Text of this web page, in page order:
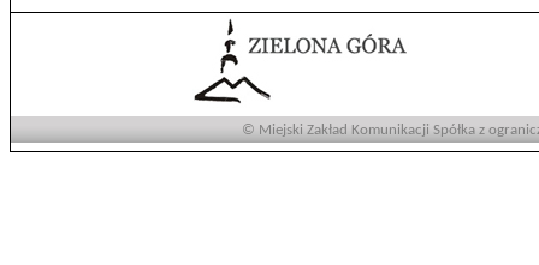
© Miejski Zakład Komunikacji Spółka z